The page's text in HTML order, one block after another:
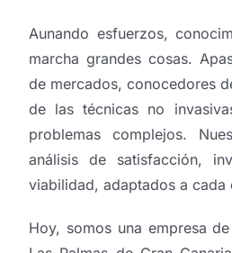
Aunando esfuerzos,
marcha grandes cosas.
de mercados, conocedores
de las técnicas no
problemas complejos.
análisis de satisfacción,
viabilidad, adaptados a cada
Hoy, somos una empresa de